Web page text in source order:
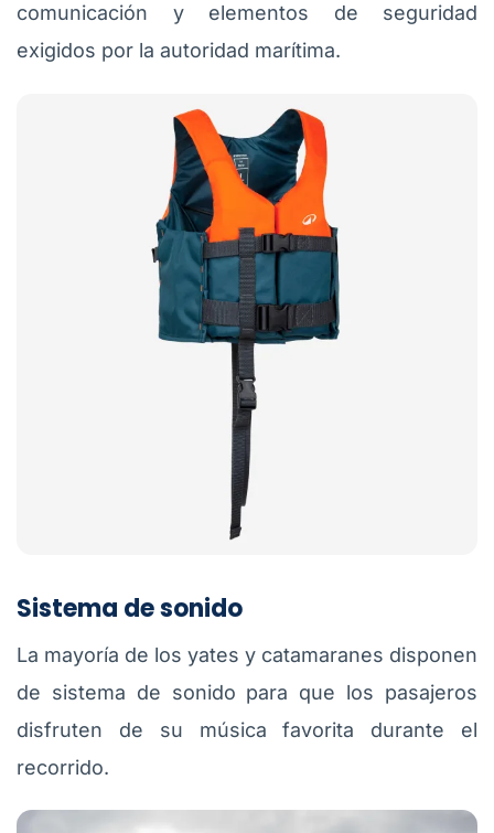
comunicación y elementos de seguridad
exigidos por la autoridad marítima.
Sistema de sonido
La mayoría de los yates y catamaranes disponen
de sistema de sonido para que los pasajeros
disfruten de su música favorita durante el
recorrido.